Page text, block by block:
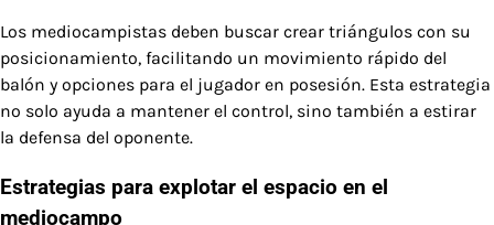
Los mediocampistas deben buscar crear triángulos con su
posicionamiento, facilitando un movimiento rápido del
balón y opciones para el jugador en posesión. Esta estrategia
no solo ayuda a mantener el control, sino también a estirar
la defensa del oponente.
Estrategias para explotar el espacio en el
mediocampo